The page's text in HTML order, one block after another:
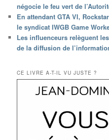
négocie le feu vert de
En attendant GTA VI,
le syndicat IWGB Game
Les influenceurs relèguent
de la diffusion de
CE LIVRE A-T-IL VU JUSTE ?